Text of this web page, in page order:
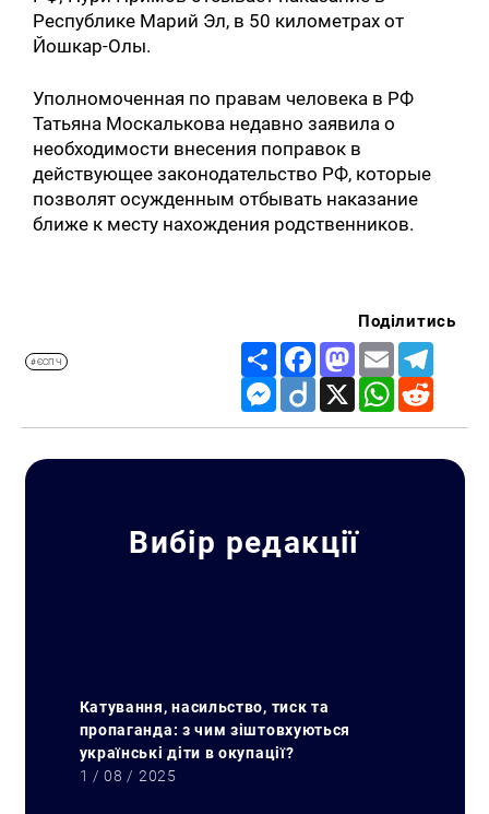
Республике Марий Эл, в 50 километрах от
Йошкар-Олы.
Уполномоченная по правам человека в РФ
Татьяна Москалькова недавно заявила о
необходимости внесения поправок в
действующее законодательство РФ, которые
позволят осужденным отбывать наказание
ближе к месту нахождения родственников.
#ЄСПЧ
Поділитись
Share FacebookMastodon
Email
Messenger
Diigo X WhatsApp
Вибір редакції
Катування, насильство, тиск та
пропаганда: з чим зіштовхуються
українські діти в окупації?
1 / 08 / 2025